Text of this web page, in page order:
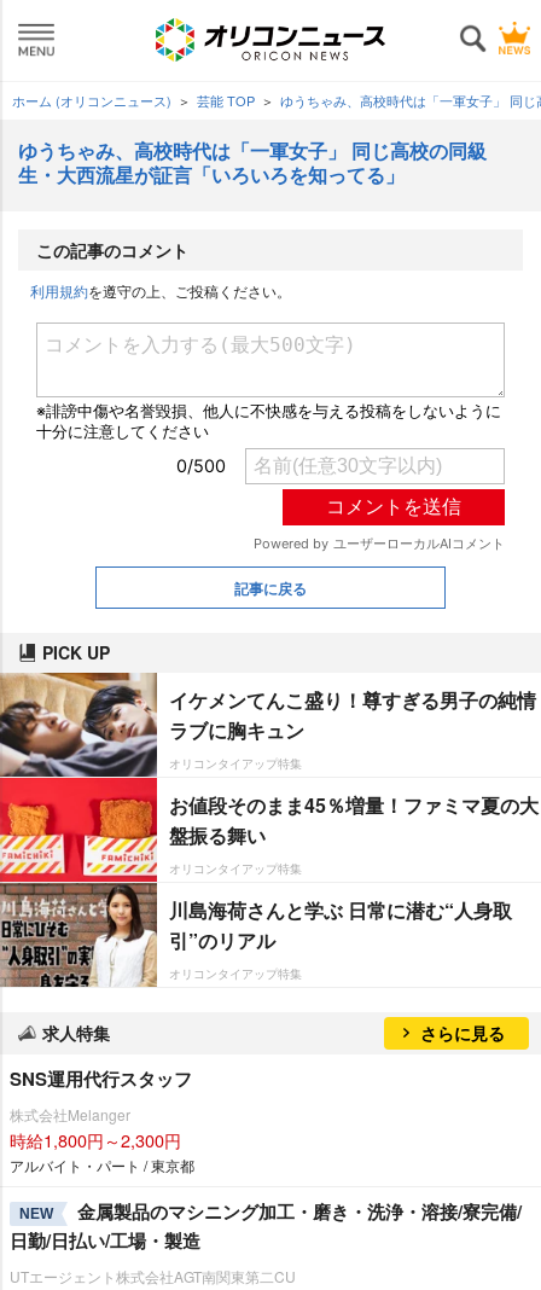
ホーム (オリコンニュース) 芸能 TOP ゆうちゃみ、高校時代は「一軍女子」 同
ゆうちゃみ、高校時代は「一軍女子」 同じ高校の同級
生・大西流星が証言「いろいろを知ってる」
この記事のコメント
利用規約を遵守の上、ご投稿ください。
記事に戻る
PICK UP
イケメンてんこ盛り！尊すぎる男子の純情
ラブに胸キュン
オリコンタイアップ特集
お値段そのまま45％増量！ファミマ夏の大
盤振る舞い
オリコンタイアップ特集
川島海荷さんと学ぶ 日常に潜む“人身取
引”のリアル
オリコンタイアップ特集
求人特集 さらに見る
SNS運用代行スタッフ
株式会社Melanger
時給1,800円～2,300円
アルバイト・パート / 東京都
NEW
金属製品のマシニング加工・磨き・洗浄・溶接/寮完備/
日勤/日払い/工場・製造
UTエージェント株式会社AGT南関東第二CU